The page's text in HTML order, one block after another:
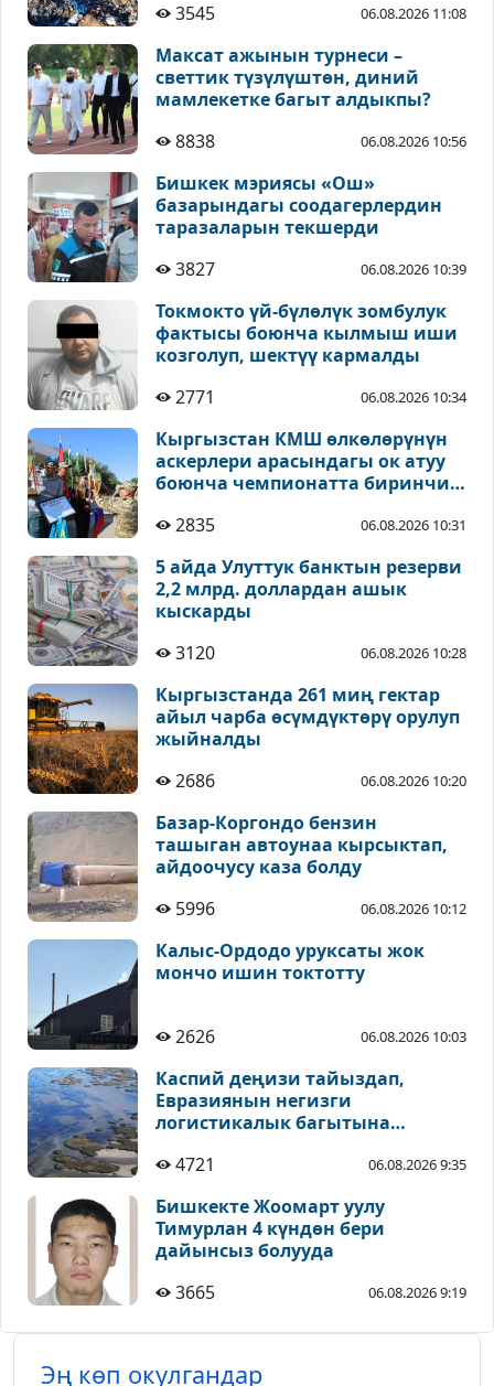
3545 06.08.2026 11:08
Максат ажынын турнеси –
светтик түзүлүштөн, диний
мамлекетке багыт алдыкпы?
8838
06.08.2026 10:56
Бишкек мэриясы «Ош»
базарындагы соодагерлердин
таразаларын текшерди
3827
06.08.2026 10:39
Токмокто үй-бүлөлүк зомбулук
фактысы боюнча кылмыш иши
козголуп, шектүү кармалды
2771
06.08.2026 10:34
Кыргызстан КМШ өлкөлөрүнүн
аскерлери арасындагы ок атуу
боюнча чемпионатта биринчи
2835
06.08.2026 10:31
5 айда Улуттук банктын резерви
2,2 млрд. доллардан ашык
кыскарды
3120
06.08.2026 10:28
Кыргызстанда 261 миң гектар
айыл чарба өсүмдүктөрү орулуп
жыйналды
2686
06.08.2026 10:20
Базар-Коргондо бензин
ташыган автоунаа кырсыктап,
айдоочусу каза болду
5996
06.08.2026 10:12
Калыс-Ордодо уруксаты жок
мончо ишин токтотту
2626 06.08.2026 10:03
Каспий деңизи тайыздап,
Евразиянын негизги
логистикалык багытына
4721
06.08.2026 9:35
Бишкекте Жоомарт уулу
Тимурлан 4 күндөн бери
дайынсыз болууда
3665
06.08.2026 9:19
Эң көп окулгандар